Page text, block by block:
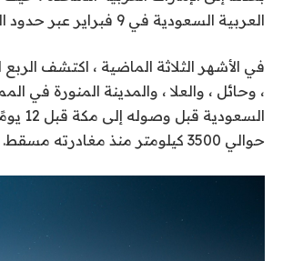
العربية السعودية في 9 فبراير عبر حدود البطحاء البرية.
في الأشهر الثلاثة الماضية ، اكتشف الربع
، وحائل ، والعلا ، والمدينة المنورة في
حوالي 3500 كيلومتر منذ مغادرته مسقط.